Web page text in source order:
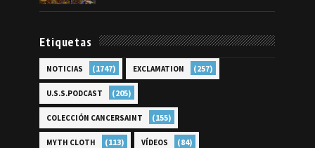
Etiquetas
NOTICIAS (1747) EXCLAMATION (257)
U.S.S.PODCAST (205)
COLECCIÓN CANCERSAINT (155)
MYTH CLOTH (113) VÍDEOS (84)